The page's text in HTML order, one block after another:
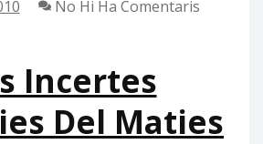
No Hi Ha Comentaris
Incertes
Del Maties